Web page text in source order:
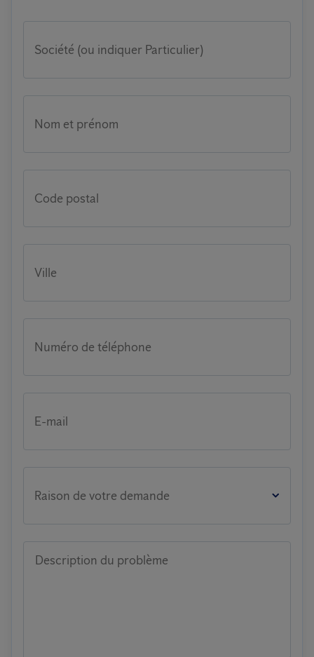
Société (ou indiquer Particulier)
Nom et prénom
Code postal
Ville
Numéro de téléphone
E-mail
Raison de votre demande
Description du problème